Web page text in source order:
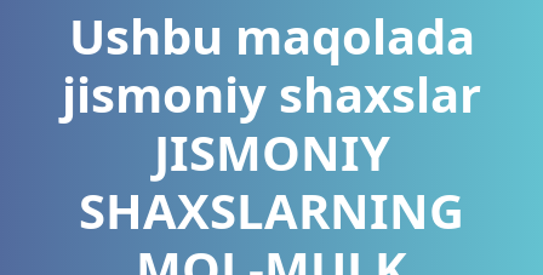
Ushbu maqolada
jismoniy shaxslar
JISMONIY
SHAXSLARNING